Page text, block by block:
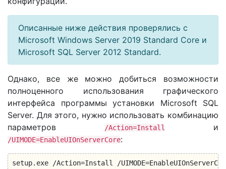
Описанные ниже действия проверялись с
Microsoft Windows Server 2019 Standard Core и
Microsoft SQL Server 2012 Standard.
Однако, все же можно добиться возможности
полноценного использования графического
интерфейса программы установки Microsoft SQL
Server. Для этого, нужно использовать комбинацию
параметров
/Action=Install и
/UIMODE=EnableUIOnServerCore:
setup.exe /Action=Install /